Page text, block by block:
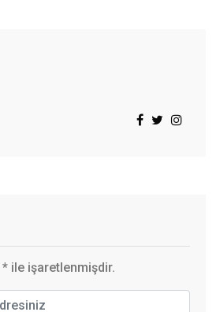
* ile işaretlenmişdir.